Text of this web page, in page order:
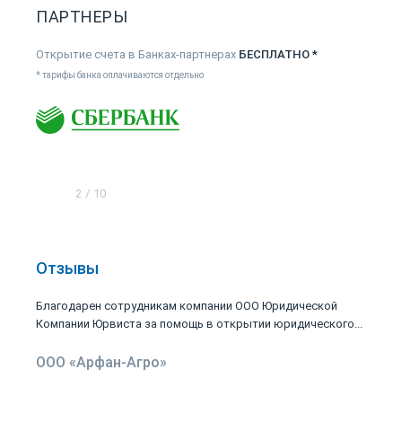
ПАРТНЕРЫ
Открытие счета в Банках-партнерах БЕСПЛАТНО *
* тарифы банка оплачиваются отдельно
2 / 10
Отзывы
Благодарен сотрудникам компании ООО Юридической
Компании Юрвиста за помощь в открытии юридического...
ООО «Арфан-Агро»